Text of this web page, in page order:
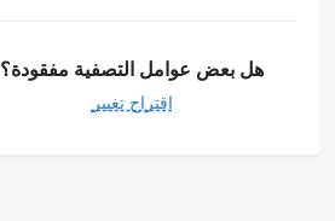
هل بعض عوامل التصفية مفقودة؟
اقتراح تغيير